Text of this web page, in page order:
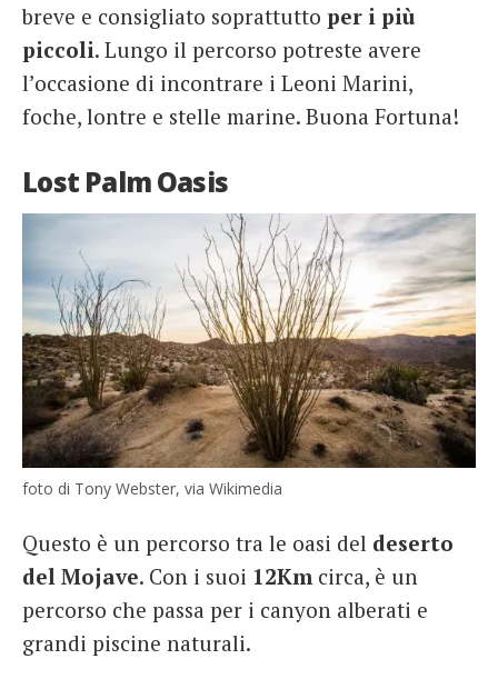
breve e consigliato soprattutto per i più
piccoli. Lungo il percorso potreste avere
l’occasione di incontrare i Leoni Marini,
foche, lontre e stelle marine. Buona Fortuna!
Lost Palm Oasis
foto di Tony Webster, via Wikimedia
Questo è un percorso tra le oasi del deserto
del Mojave. Con i suoi 12Kmcirca, è un
percorso che passa per i canyon alberati e
grandi piscine naturali.